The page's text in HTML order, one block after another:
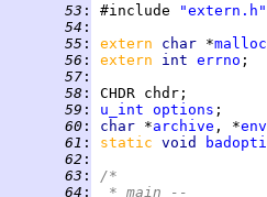
  53
: #include
"extern.h"
  54
:
  55
: extern char *malloc
  56
: extern int errno
  57
:
  58
:
  59
: u_int options
  60
: char *archive , *
  61
: static void
  62
:
  63
:
/*
  64
:
* main --